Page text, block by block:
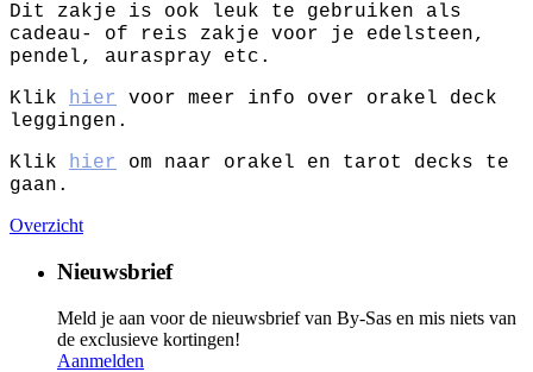
Dit zakje is ook leuk te gebruiken als
cadeau- of reis zakje voor je edelsteen,
pendel, auraspray etc.
Klik hier
voor meer info over orakel deck
leggingen.
Klik hier
om naar orakel en tarot decks te
gaan.
Overzicht
Nieuwsbrief
Meld je aan voor de nieuwsbrief van By-Sas en mis niets van
de exclusieve kortingen!
Aanmelden